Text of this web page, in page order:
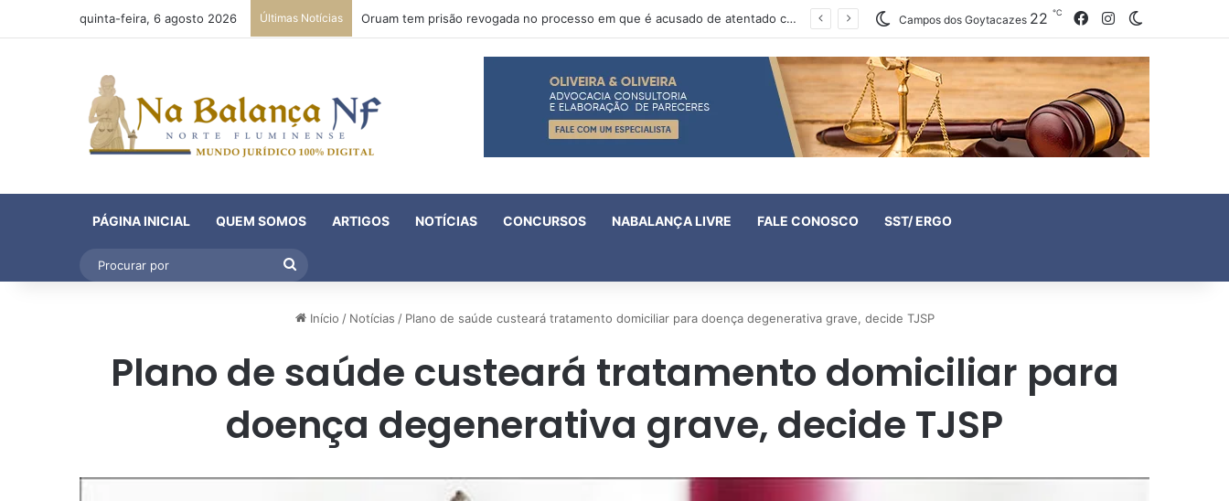
quinta-feira, 6 agosto 2026 Últimas Notícias Oruam tem prisão revogada no processo em que é acusado de atentado contra a vida de policiais Campos dos Goytacazes 22 ℃ FacebookInstagram
PÁGINA INICIAL QUEM SOMOS ARTIGOS NOTÍCIAS CONCURSOS NABALANÇA LIVRE FALE CONOSCO SST/ ERGO
Início / Notícias / Plano de saúde custeará tratamento domiciliar para doença degenerativa grave, decide TJSP
Plano de saúde custeará tratamento domiciliar para
doença degenerativa grave, decide TJSP